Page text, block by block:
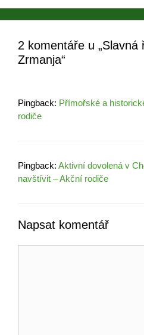
2 komentáře u
Zrmanja“
Pingback: Přímořské a
rodiče
Pingback: Aktivní dovolená v
navštívit – Akční rodiče
Napsat komentář